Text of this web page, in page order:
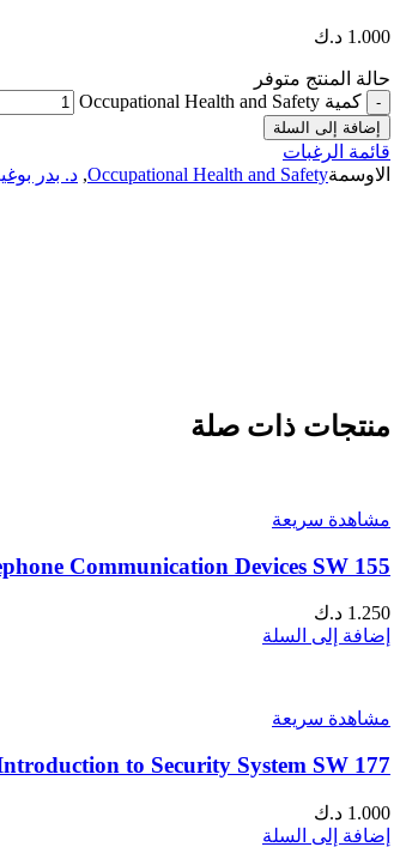
1.000 د.ك
حالة المنتج متوفر
كمية Occupational Health and Safety
إضافة إلى السلة
قائمة الرغبات
الاوسمةOccupational Health and Safety
, د. بدر
منتجات ذات صلة
مشاهدة سريعة
Communication Devices SW 155
1.250 د.ك
إضافة إلى السلة
مشاهدة سريعة
to Security System SW 177
1.000 د.ك
إضافة إلى السلة